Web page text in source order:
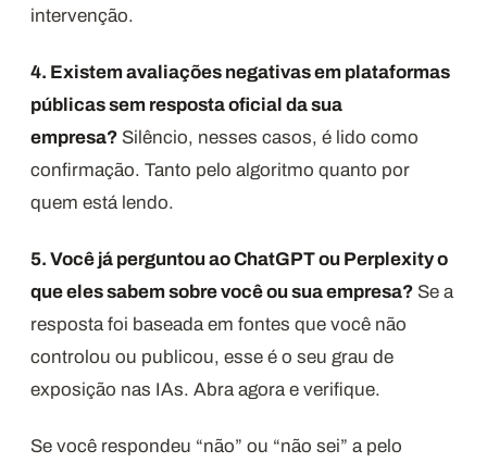
intervenção.
4. Existem avaliações negativas em plataformas
públicas sem resposta oficial da sua
empresa? Silêncio, nesses casos, é lido como
confirmação. Tanto pelo algoritmo quanto por
quem está lendo.
5. Você já perguntou ao ChatGPT ou Perplexity o
que eles sabem sobre você ou sua empresa? Se a
resposta foi baseada em fontes que você não
controlou ou publicou, esse é o seu grau de
exposição nas IAs. Abra agora e verifique.
Se você respondeu “não” ou “não sei” a pelo